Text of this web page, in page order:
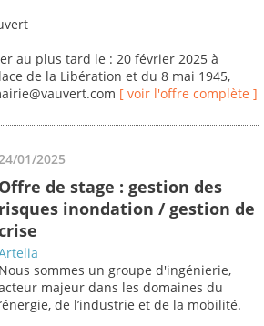
au plus tard le : 20 février 2025 à
de la Libération et du 8 mai 1945,
[ voir l'offre complète ]
01/2025
Offre de stage : gestion des
risques inondation / gestion de
Nous sommes un groupe d'ingénierie,
majeur dans les domaines du
de l’industrie et de la mobilité.